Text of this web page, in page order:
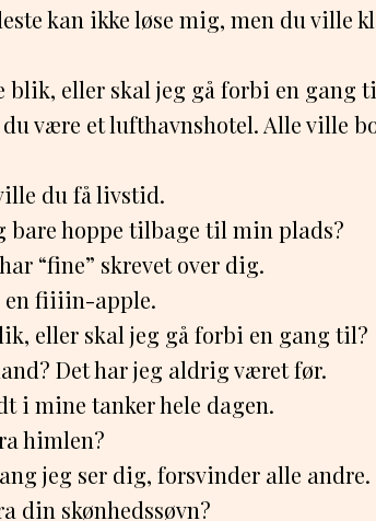
kan ikke løse mig, men du ville
blik, eller skal jeg gå forbi en gang
være et lufthavnshotel. Alle ville
du få livstid.
bare hoppe tilbage til min plads?
“fine” skrevet over dig.
en fiiiin-apple.
eller skal jeg gå forbi en gang til?
Det har jeg aldrig været før.
i mine tanker hele dagen.
himlen?
jeg ser dig, forsvinder alle andre.
din skønhedssøvn?